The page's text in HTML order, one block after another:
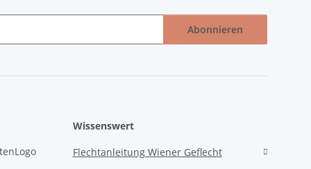
Abonnieren
Wissenswert
Flechtanleitung Wiener Geflecht